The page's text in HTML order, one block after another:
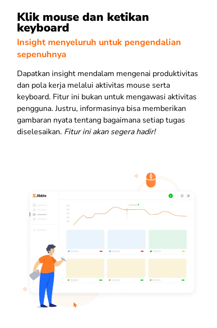
Klik mouse dan ketikan
keyboard
Insight menyeluruh untuk pengendalian
sepenuhnya
Dapatkan insight mendalam mengenai produktivitas
dan pola kerja melalui aktivitas mouse serta
keyboard. Fitur ini bukan untuk mengawasi aktivitas
pengguna. Justru, informasinya bisa memberikan
gambaran nyata tentang bagaimana setiap tugas
diselesaikan. Fitur ini akan segera hadir!